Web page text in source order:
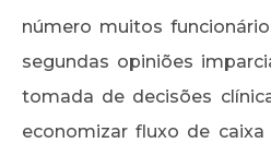
número muitos
segundas opiniões
tomada de decisões
economizar fluxo de